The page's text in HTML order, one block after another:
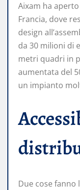
Aixam ha
Francia, dove
design
da 30 milioni di
metri quadri in
aumentata del
un impianto
Due cose fanno